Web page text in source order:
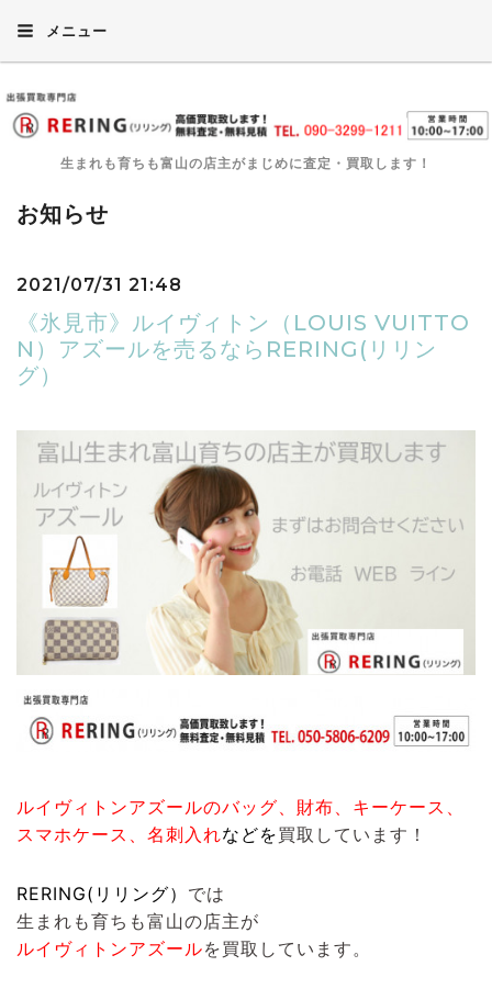
メニュー
生まれも育ちも富山の店主がまじめに査定・買取します！
お知らせ
2021/07/31 21:48
《氷見市》ルイヴィトン（LOUIS VUITTO
N）アズールを売るならRERING(リリン
グ）
ルイヴィトンアズールのバッグ、財布、キーケース、
スマホケース、名刺入れなどを買取しています！
RERING(リリング） では
生まれも育ちも富山の店主が
ルイヴィトンアズールを買取しています。